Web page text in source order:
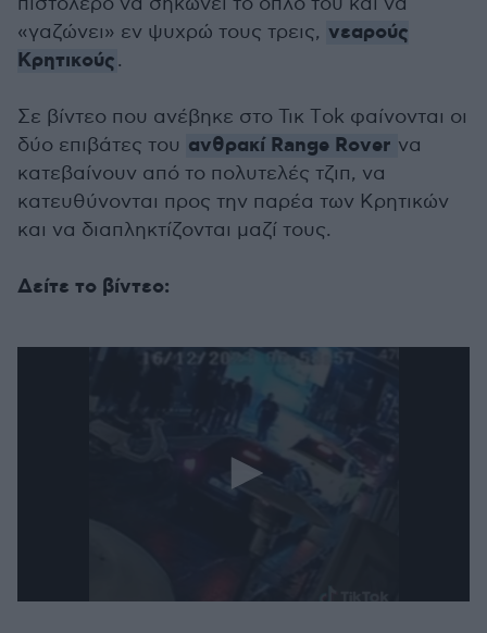
«γαζώνει» εν ψυχρώ τους τρεις, νεαρούς
Κρητικούς.
Σε βίντεο που ανέβηκε στο Τικ Τok φαίνονται οι
δύο επιβάτες του ανθρακί Range Rover να
κατεβαίνουν από το πολυτελές τζιπ, να
κατευθύνονται προς την παρέα των Κρητικών
και να διαπληκτίζονται μαζί τους.
Δείτε το βίντεο: